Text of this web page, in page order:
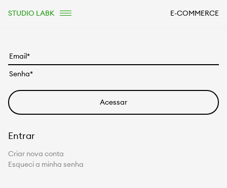
E-COMMERCE
STUDIO LABK
Entrar
Criar nova conta
Esqueci a minha senha